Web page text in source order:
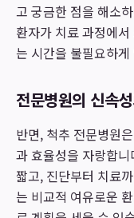
고 궁금한 점을 해소
환자가 치료 과정에
는 시간을 불필요하
전문병원의 신속
반면, 척추 전문병원
과 효율성을 자랑합
짧고, 진단부터 치료
는 비교적 여유로운